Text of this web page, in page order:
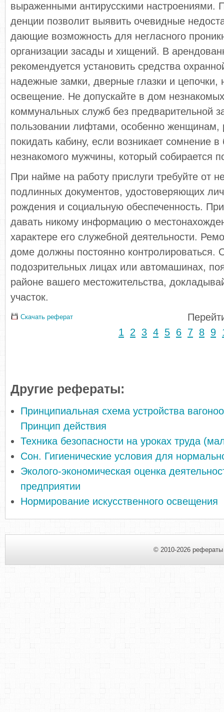
выражен­ными антирусскими настроениями.
денции позволит выявить очевидные
дающие возможность для негласного
организации засады и хищений. В
рекомендуется установить средства
надежные замки, дверные глазки и цепочки,
освещение. Не допускайте в дом
коммунальных служб без пред­варительной
пользовании лифтами, особенно женщинам,
покидать кабину, если возни­кает сомнение в
незнакомого мужчины, который собирается
При найме на работу прислуги требуйте от
подлинных документов, удостоверяющих
рождения и социальную обеспеченность.
давать никому информацию о
характере его служебной дея­тельности.
доме должны постоянно контролироваться.
подозрительных лицах или ав­томашинах,
районе вашего местожитель­ства,
участок.
Скачать реферат
1
2 3 4 5 6 7 8 9
Другие рефераты:
Принципиальная схема устройства
Принцип действия
Техника безопасности на уроках труда
Сон. Гигиенические условия для
Эколого-экономическая оценка
предприятии
Нормирование искусственного освещения
© 2010-2026 рефераты